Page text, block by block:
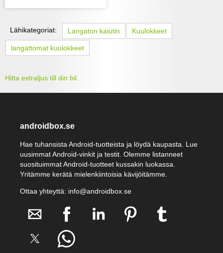
Lähikategoriat: Langaton kaiutin Kuulokkeet
langattomat kuulokkeet
Hitta extraljus till din bil.
androidbox.se
Hae tuhansista Android-tuotteista ja löydä kaupasta. Lue
uusimmat Android-vinkit ja testit. Olemme listanneet
suosituimmat Android-tuotteet kussakin luokassa.
Yritämme kerätä mielenkiintoisia kävijöitämme.
Ottaa yhteyttä: info@androidbox.se